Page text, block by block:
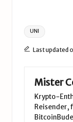
Tags:
UNI
Last updated
Mister
Krypto-
Reisender,